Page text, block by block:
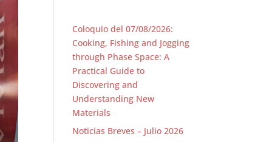
Coloquio del 07/08/2026:
Cooking, Fishing and Jogging
through Phase Space: A
Practical Guide to
Discovering and
Understanding New
Materials
Noticias Breves – Julio 2026